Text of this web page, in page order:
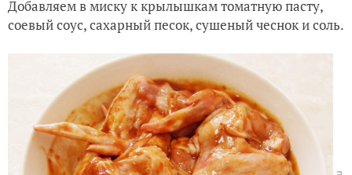
Добавляем в миску к крылышкам томатную пасту,
соевый соус, сахарный песок, сушеный чеснок и соль.